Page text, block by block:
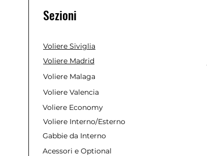
Sezioni
Voliere Siviglia
Voliere Madrid
Voliere Malaga
Voliere Valencia
Voliere Economy
Voliere Interno/Esterno
Gabbie da Interno
Acessori e Optional